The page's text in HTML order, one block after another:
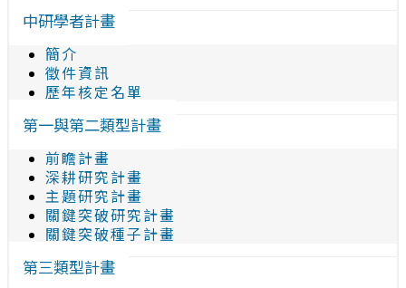
中研學者計畫
簡介
徵件資訊
歷年核定名單
第一與第二類型計畫
前瞻計畫
深耕研究計畫
主題研究計畫
關鍵突破研究計畫
關鍵突破種子計畫
第三類型計畫